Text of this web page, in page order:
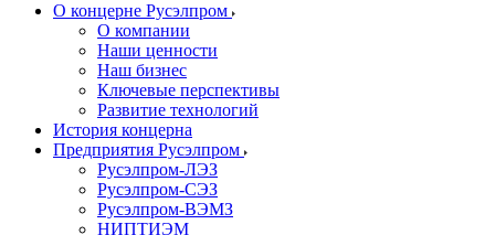
О концерне Русэлпром
О компании
Наши ценности
Наш бизнес
Ключевые перспективы
Развитие технологий
История концерна
Предприятия Русэлпром
Русэлпром-ЛЭЗ
Русэлпром-СЭЗ
Русэлпром-ВЭМЗ
НИПТИЭМ